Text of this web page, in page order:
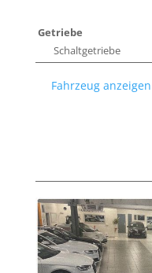
Getriebe
Schaltgetriebe
Fahrzeug anzeigen